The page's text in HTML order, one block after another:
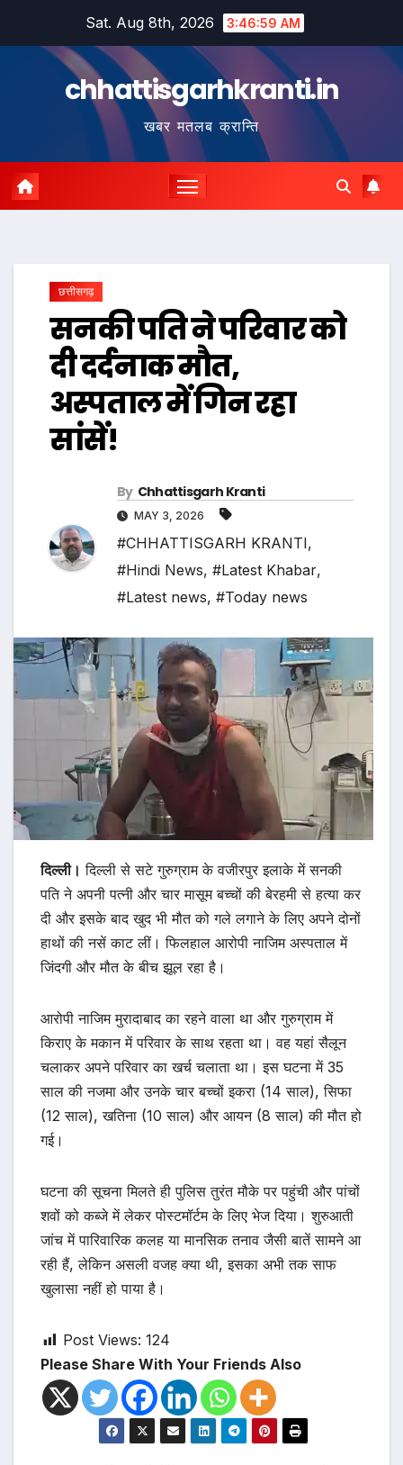
Sat. Aug 8th, 2026 3:47:00 AM
chhattisgarhkranti.in
खबर मतलब क्रान्ति
छत्तीसगढ़
सनकी पति ने परिवार को
दी दर्दनाक मौत,
अस्पताल में गिन रहा
सांसें!
By Chhattisgarh Kranti
MAY 3, 2026
#CHHATTISGARH KRANTI,
#Hindi News, #Latest Khabar,
#Latest news, #Today news
दिल्ली। दिल्ली से सटे गुरुग्राम के वजीरपुर इलाके में सनकी
पति ने अपनी पत्नी और चार मासूम बच्चों की बेरहमी से हत्या कर
दी और इसके बाद खुद भी मौत को गले लगाने के लिए अपने दोनों
हाथों की नसें काट लीं। फिलहाल आरोपी नाजिम अस्पताल में
जिंदगी और मौत के बीच झूल रहा है।
आरोपी नाजिम मुरादाबाद का रहने वाला था और गुरुग्राम में
किराए के मकान में परिवार के साथ रहता था। वह यहां सैलून
चलाकर अपने परिवार का खर्च चलाता था। इस घटना में 35
साल की नजमा और उनके चार बच्चों इकरा (14 साल), सिफा
(12 साल), खतिना (10 साल) और आयन (8 साल) की मौत हो
गई।
घटना की सूचना मिलते ही पुलिस तुरंत मौके पर पहुंची और पांचों
शवों को कब्जे में लेकर पोस्टमॉर्टम के लिए भेज दिया। शुरुआती
जांच में पारिवारिक कलह या मानसिक तनाव जैसी बातें सामने आ
रही हैं, लेकिन असली वजह क्या थी, इसका अभी तक साफ
खुलासा नहीं हो पाया है।
Post Views: 124
Please Share With Your Friends Also